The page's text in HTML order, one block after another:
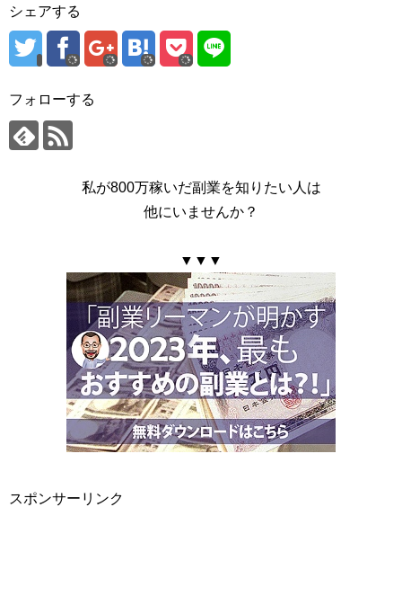
シェアする
フォローする
私が800万稼いだ副業を知りたい人は
他にいませんか？
▼▼▼
スポンサーリンク